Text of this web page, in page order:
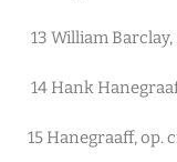
13 William Barclay,
14Hank
15Hanegraaff, op.